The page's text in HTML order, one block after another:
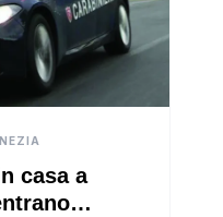
casa a